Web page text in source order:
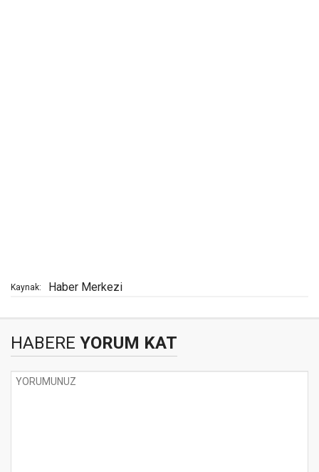
Kaynak: Haber Merkezi
HABERE YORUM KAT